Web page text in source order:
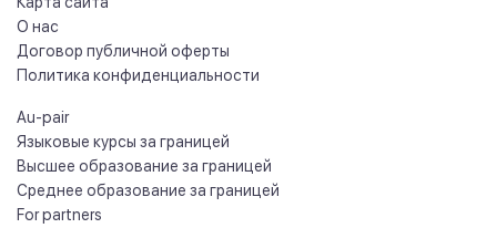
О нас
Договор публичной оферты
Политика конфиденциальности
Au-pair
Языковые курсы за границей
Высшее образование за границей
Среднее образование за границей
For partners